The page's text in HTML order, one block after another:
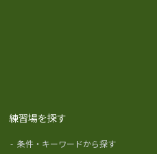
練習場を探す
- 条件・キーワードから探す